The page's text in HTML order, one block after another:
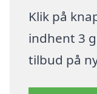
Klik på
indhent 3
tilbud på